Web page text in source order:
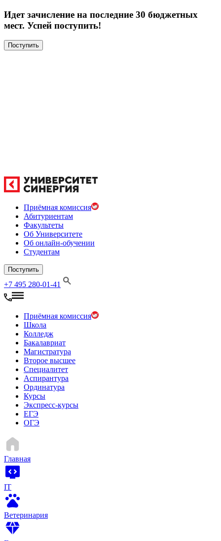
Идет зачисление на последние 30 бюджетных
мест. Успей поступить!
Поступить
Приёмная комиссия
Абитуриентам
Факультеты
Об Университете
Об онлайн-обучении
Студентам
Поступить
+7 495 280-01-41
Приёмная комиссия
Школа
Колледж
Бакалавриат
Магистратура
Второе высшее
Специалитет
Аспирантура
Ординатура
Курсы
Экспресс-курсы
ЕГЭ
ОГЭ
Главная
IT
Ветеринария